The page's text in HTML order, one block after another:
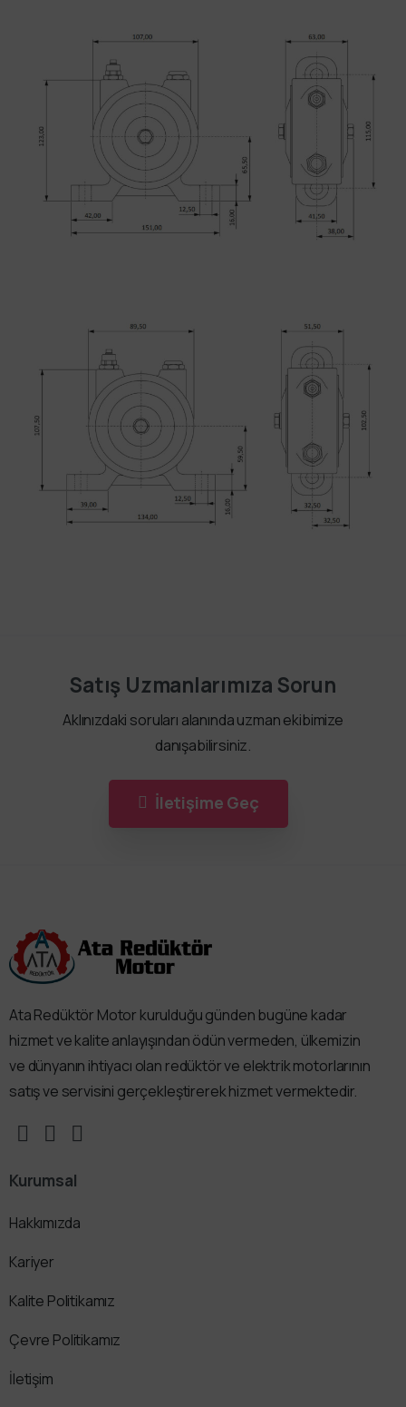
Satış Uzmanlarımıza Sorun
Aklınızdaki soruları alanında uzman ekibimize
danışabilirsiniz.
İletişime Geç
Ata Redüktör Motor kurulduğu günden bugüne kadar
hizmet ve kalite anlayışından ödün vermeden, ülkemizin
ve dünyanın ihtiyacı olan redüktör ve elektrik motorlarının
satış ve servisini gerçekleştirerek hizmet vermektedir.
Kurumsal
Hakkımızda
Kariyer
Kalite Politikamız
Çevre Politikamız
İletişim